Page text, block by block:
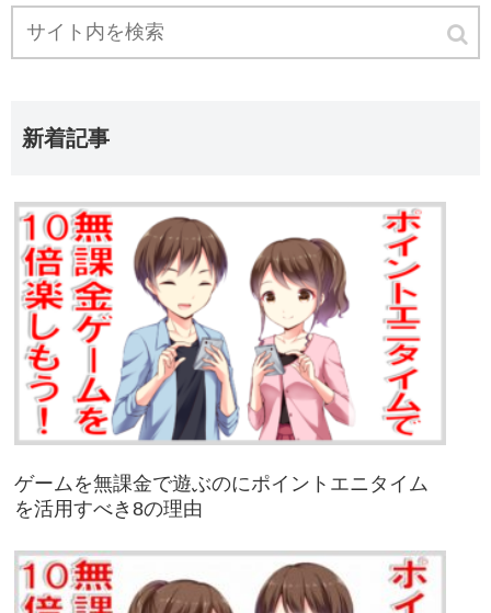
新着記事
ゲームを無課金で遊ぶのにポイントエニタイム
を活用すべき8の理由